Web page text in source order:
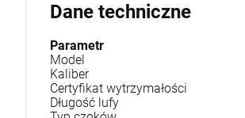
Dane techniczne
Parametr
Model
Kaliber
Certyfikat wytrzymałości
Długość lufy